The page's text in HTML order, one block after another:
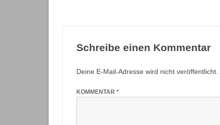
Schreibe einen Kommentar
Deine E-Mail-Adresse wird nicht veröffentlicht.
KOMMENTAR *